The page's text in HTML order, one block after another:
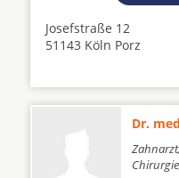
Josefstraße 12
51143 Köln Porz
Dr.